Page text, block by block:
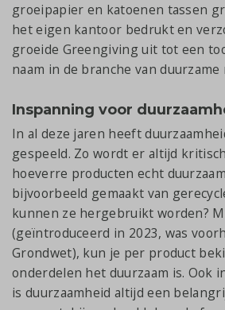
groeipapier en katoenen tassen
het eigen kantoor bedrukt en
groeide Greengiving uit tot een
naam in de branche van
Inspanning voor
In al deze jaren heeft
gespeeld. Zo wordt er altijd
hoeverre producten echt
bijvoorbeeld gemaakt van
kunnen ze hergebruikt worden?
(geïntroduceerd in 2023, was
Grondwet), kun je per product
onderdelen het duurzaam is. Ook
is duurzaamheid altijd een